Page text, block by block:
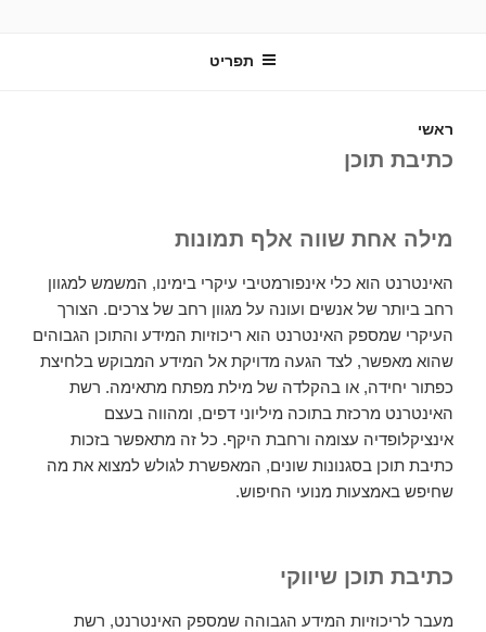
תפריט
ראשי
כתיבת תוכן
מילה אחת שווה אלף תמונות
האינטרנט הוא כלי אינפורמטיבי עיקרי בימינו, המשמש למגוון
רחב ביותר של אנשים ועונה על מגוון רחב של צרכים. הצורך
העיקרי שמספק האינטרנט הוא ריכוזיות המידע והתוכן הגבוהים
שהוא מאפשר, לצד הגעה מדויקת אל המידע המבוקש בלחיצת
כפתור יחידה, או בהקלדה של מילת מפתח מתאימה. רשת
האינטרנט מרכזת בתוכה מיליוני דפים, ומהווה בעצם
אינציקלופדיה עצומה ורחבת היקף. כל זה מתאפשר בזכות
כתיבת תוכן בסגנונות שונים, המאפשרת לגולש למצוא את מה
שחיפש באמצעות מנועי החיפוש.
כתיבת תוכן שיווקי
מעבר לריכוזיות המידע הגבוהה שמספק האינטרנט, רשת